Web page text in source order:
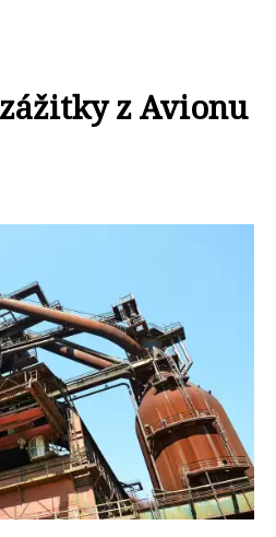
z Avionu